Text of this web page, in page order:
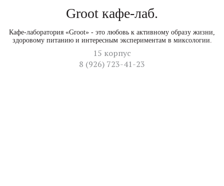
Groot кафе-лаб.
Кафе-лаборатория «Groot» - это любовь к активному образу жизни,
здоровому питанию и интересным экспериментам в миксологии.
15 корпус
8 (926) 723-41-23